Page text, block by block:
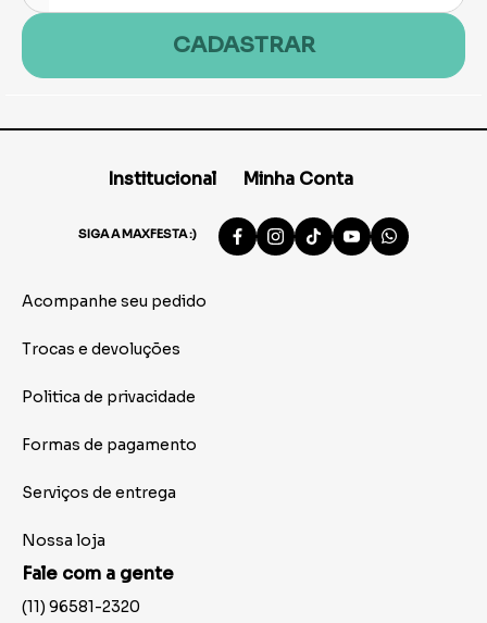
CADASTRAR
Institucional Minha Conta
SIGA A MAXFESTA :)
Acompanhe seu pedido
Trocas e devoluções
Politica de privacidade
Formas de pagamento
Serviços de entrega
Nossa loja
Fale com a gente
(11) 96581-2320